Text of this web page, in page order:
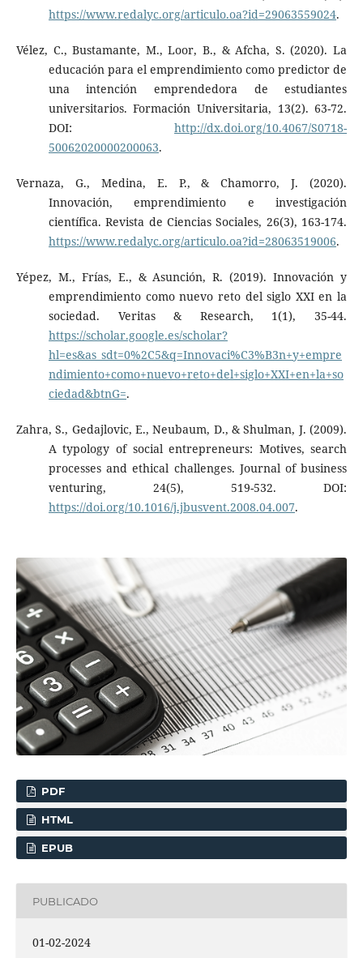
https://www.redalyc.org/articulo.oa?id=29063559024.
Vélez, C., Bustamante, M., Loor, B., & Afcha, S. (2020). La
educación para el emprendimiento como predictor de
una intención emprendedora de estudiantes
universitarios. Formación Universitaria, 13(2). 63-72.
DOI:http://dx.doi.org/10.4067/S0718-
50062020000200063.
Vernaza, G., Medina, E. P., & Chamorro, J. (2020).
Innovación, emprendimiento e investigación
científica. Revista de Ciencias Sociales, 26(3), 163-174.
https://www.redalyc.org/articulo.oa?id=28063519006.
Yépez, M., Frías, E., & Asunción, R. (2019). Innovación y
emprendimiento como nuevo reto del siglo XXI en la
sociedad. Veritas & Research, 1(1), 35-44.
https://scholar.google.es/scholar?
hl=es&as_sdt=0%2C5&q=Innovaci%C3%B3n+y+empre
ndimiento+como+nuevo+reto+del+siglo+XXI+en+la+so
ciedad&btnG=.
Zahra, S., Gedajlovic, E., Neubaum, D., & Shulman, J. (2009).
A typology of social entrepreneurs: Motives, search
processes and ethical challenges. Journal of business
venturing, 24(5), 519-532. DOI:
https://doi.org/10.1016/j.jbusvent.2008.04.007.
PDF
HTML
EPUB
PUBLICADO
01-02-2024